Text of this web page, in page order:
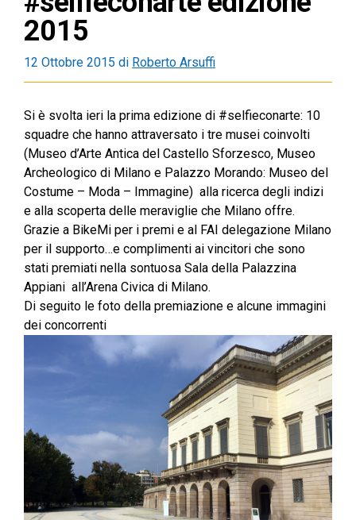
2015
12 Ottobre 2015 di Roberto Arsuffi
Si è svolta ieri la prima edizione di #selfieconarte: 10
squadre che hanno attraversato i tre musei coinvolti
(Museo d’Arte Antica del Castello Sforzesco, Museo
Archeologico di Milano e Palazzo Morando: Museo del
Costume – Moda – Immagine) alla ricerca degli indizi
e alla scoperta delle meraviglie che Milano offre.
Grazie a BikeMi per i premi e al FAI delegazione Milano
per il supporto…e complimenti ai vincitori che sono
stati premiati nella sontuosa Sala della Palazzina
Appiani all’Arena Civica di Milano.
Di seguito le foto della premiazione e alcune immagini
dei concorrenti